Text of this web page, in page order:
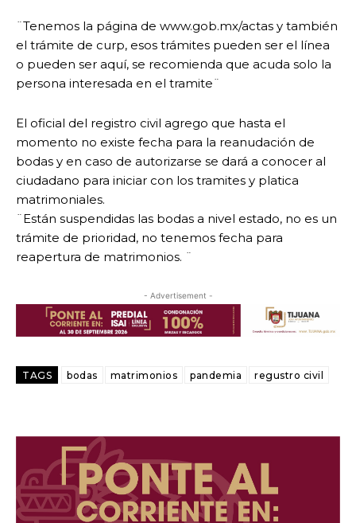
¨Tenemos la página de www.gob.mx/actas y también
el trámite de curp, esos trámites pueden ser el línea
o pueden ser aquí, se recomienda que acuda solo la
persona interesada en el tramite¨
El oficial del registro civil agrego que hasta el
momento no existe fecha para la reanudación de
bodas y en caso de autorizarse se dará a conocer al
ciudadano para iniciar con los tramites y platica
matrimoniales.
¨Están suspendidas las bodas a nivel estado, no es un
trámite de prioridad, no tenemos fecha para
reapertura de matrimonios. ¨
- Advertisement -
TAGS bodas matrimonios pandemia regustro civil